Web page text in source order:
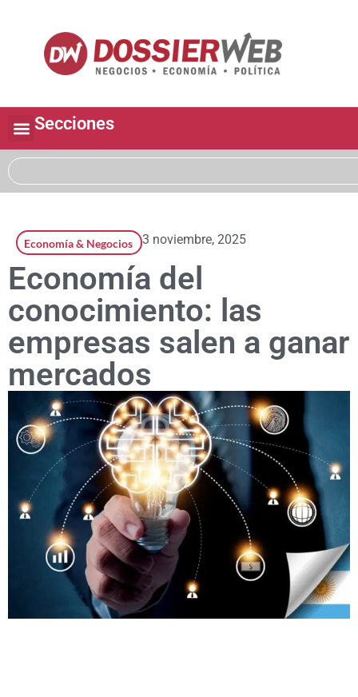
Secciones
Economía & Negocios 3 noviembre, 2025
Economía del
conocimiento: las
empresas salen a ganar
mercados